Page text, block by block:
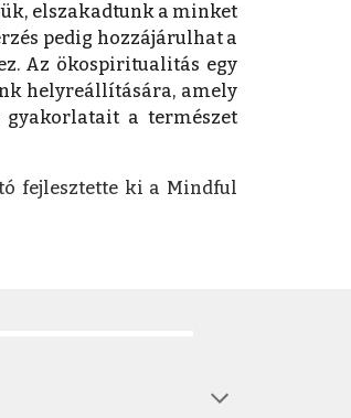
elszakadtunk a minket
pedig hozzájárulhat a
Az ökospiritualitás egy
helyreállítására, amely
gyakorlatait a természet
fejlesztette ki a Mindful